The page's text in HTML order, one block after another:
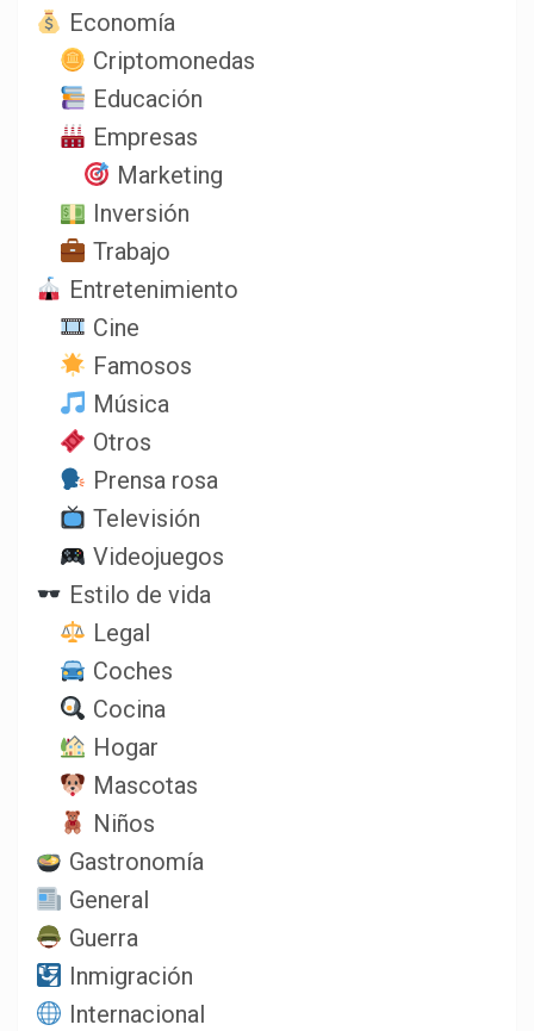
Economía
Criptomonedas
Educación
Empresas
Marketing
Inversión
Trabajo
Entretenimiento
Cine
Famosos
Música
Otros
Prensa rosa
Televisión
Videojuegos
Estilo de vida
Legal
Coches
Cocina
Hogar
Mascotas
Niños
Gastronomía
General
Guerra
Inmigración
Internacional